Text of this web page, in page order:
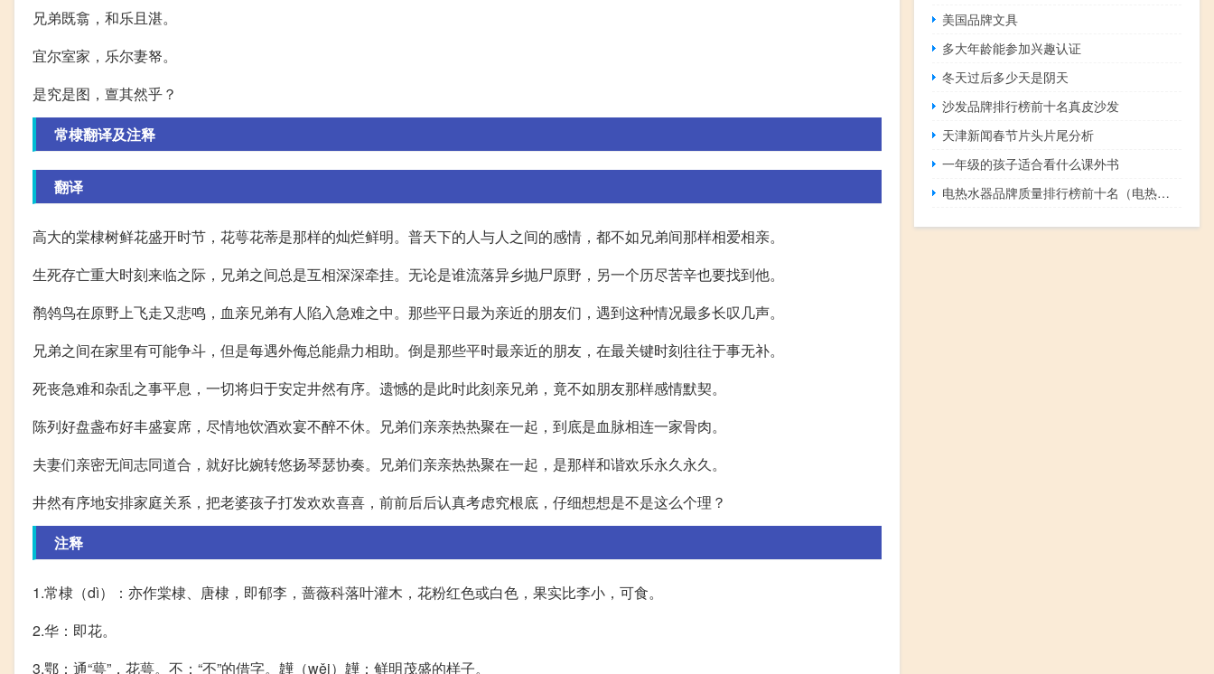
兄弟既翕，和乐且湛。
宜尔室家，乐尔妻帑。
是究是图，亶其然乎？
常棣翻译及注释
翻译
高大的棠棣树鲜花盛开时节，花萼花蒂是那样的灿烂鲜明。普天下的人与人之间的感情，都不如兄弟间那样相爱相亲。
生死存亡重大时刻来临之际，兄弟之间总是互相深深牵挂。无论是谁流落异乡抛尸原野，另一个历尽苦辛也要找到他。
鹡鸰鸟在原野上飞走又悲鸣，血亲兄弟有人陷入急难之中。那些平日最为亲近的朋友们，遇到这种情况最多长叹几声。
兄弟之间在家里有可能争斗，但是每遇外侮总能鼎力相助。倒是那些平时最亲近的朋友，在最关键时刻往往于事无补。
死丧急难和杂乱之事平息，一切将归于安定井然有序。遗憾的是此时此刻亲兄弟，竟不如朋友那样感情默契。
陈列好盘盏布好丰盛宴席，尽情地饮酒欢宴不醉不休。兄弟们亲亲热热聚在一起，到底是血脉相连一家骨肉。
夫妻们亲密无间志同道合，就好比婉转悠扬琴瑟协奏。兄弟们亲亲热热聚在一起，是那样和谐欢乐永久永久。
井然有序地安排家庭关系，把老婆孩子打发欢欢喜喜，前前后后认真考虑究根底，仔细想想是不是这么个理？
注释
1.常棣（dì）：亦作棠棣、唐棣，即郁李，蔷薇科落叶灌木，花粉红色或白色，果实比李小，可食。
2.华：即花。
3.鄂：通“萼”，花萼。不：“丕”的借字。韡（wěi）韡：鲜明茂盛的样子。
美国品牌文具
多大年龄能参加兴趣认证
冬天过后多少天是阴天
沙发品牌排行榜前十名真皮沙发
天津新闻春节片头片尾分析
一年级的孩子适合看什么课外书
电热水器品牌质量排行榜前十名（电热水器品牌）